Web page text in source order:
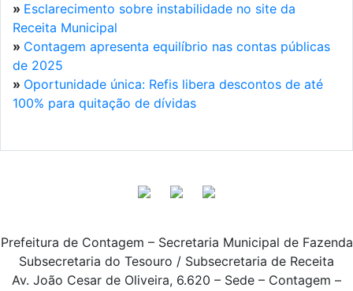
» Esclarecimento sobre instabilidade no site da
Receita Municipal
» Contagem apresenta equilíbrio nas contas públicas
de 2025
» Oportunidade única: Refis libera descontos de até
100% para quitação de dívidas
Prefeitura de Contagem – Secretaria Municipal de Fazenda
Subsecretaria do Tesouro / Subsecretaria de Receita
Av. João Cesar de Oliveira, 6.620 – Sede – Contagem –